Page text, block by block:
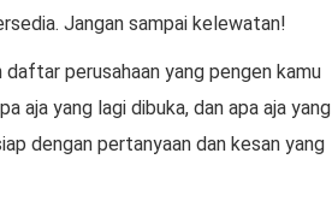
Jangan sampai kelewatan!
perusahaan yang pengen kamu
aja yang lagi dibuka, dan apa aja yang
dengan pertanyaan dan kesan yang